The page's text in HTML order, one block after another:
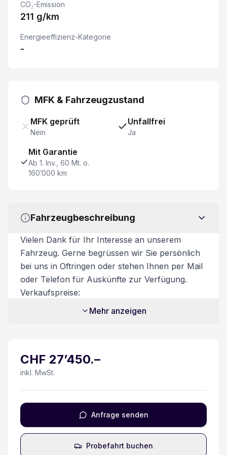
Keyless Zugang/ Starten
Rückfahrwarner
Totwinkel-Assistent
Parksensor vorne und hinten
Keine Gewähr auf die Angaben der Serienausstattung
Heckdoppelflügeltüren 180°
eCall
Airbag Fahrer und Beifahrerseite
Fahrersitz 8-fach verstellbar/ Armlehne
CO₂-Emission
211 g/km
Energieeffizienz-Kategorie
-
MFK & Fahrzeugzustand
MFK geprüft
Nein
Unfallfrei
Ja
Mit Garantie
Ab 1. Inv., 60 Mt. o.
160’000 km
Fahrzeugbeschreibung
Vielen Dank für Ihr Interesse an unserem
Fahrzeug. Gerne begrüssen wir Sie persönlich
bei uns in Oftringen oder stehen Ihnen per Mail
oder Telefon für Auskünfte zur Verfügung.
Verkaufspreise:
Unsere Verkaufspreise sind inkl. 8.1%
Beim Kauf eines Fahrzeuges ist ein
Ablieferungspaket für CHF 550.- optional
- Vignette
- Fahrzeugaufbereitung
- Garantie bei Kauf des Ablieferungspakets
Mehr anzeigen
CHF 27’450.–
inkl. MwSt.
Anfrage senden
Probefahrt buchen